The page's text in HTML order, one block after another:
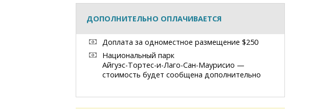
ДОПОЛНИТЕЛЬНО ОПЛАЧИВАЕТСЯ
Доплата за одноместное размещение $250
Национальный парк
Айгуэс-Тортес-и-Лаго-Сан-Маурисио —
стоимость будет сообщена дополнительно